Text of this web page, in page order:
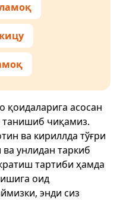
қоидаларига асосан
танишиб чиқамиз.
ва кириллда тўғри
унлидан таркиб
тартиби ҳамда
оид
энди сиз